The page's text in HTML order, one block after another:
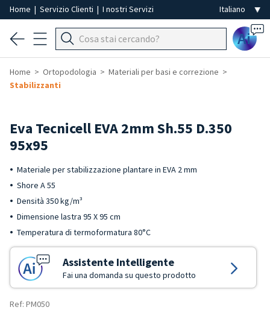
Home | Servizio Clienti | I nostri Servizi
Ai
Home Ortopodologia
Materiali per basi e correzione
Stabilizzanti
Eva Tecnicell EVA 2mm Sh.55 D.350
95x95
Materiale per stabilizzazione plantare in EVA 2 mm
Shore A 55
Densità 350 kg/m³
Dimensione lastra 95 X 95 cm
Temperatura di termoformatura 80°C
Assistente Intelligente
Fai una domanda su questo prodotto
Ref: PM050